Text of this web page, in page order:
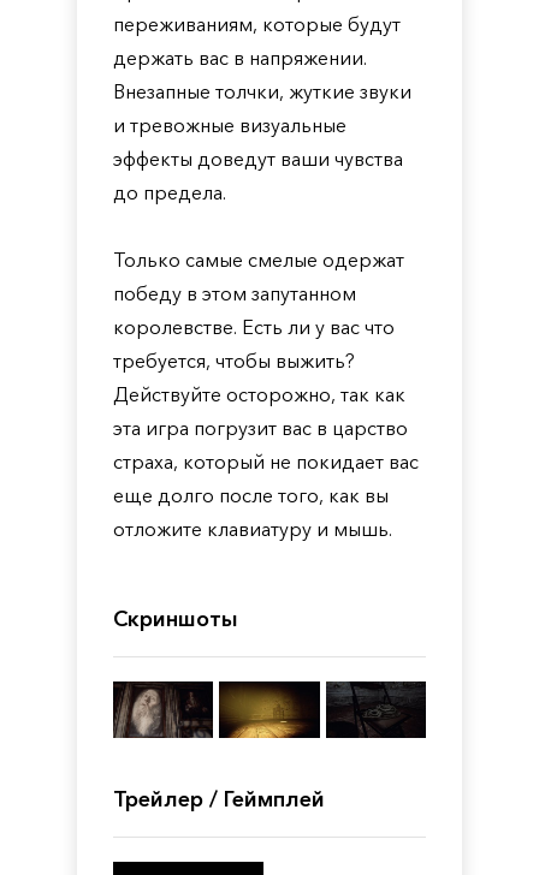
переживаниям, которые будут
держать вас в напряжении.
Внезапные толчки, жуткие звуки
и тревожные визуальные
эффекты доведут ваши чувства
до предела.
Только самые смелые одержат
победу в этом запутанном
королевстве. Есть ли у вас что
требуется, чтобы выжить?
Действуйте осторожно, так как
эта игра погрузит вас в царство
страха, который не покидает вас
еще долго после того, как вы
отложите клавиатуру и мышь.
Скриншоты
Трейлер / Геймплей